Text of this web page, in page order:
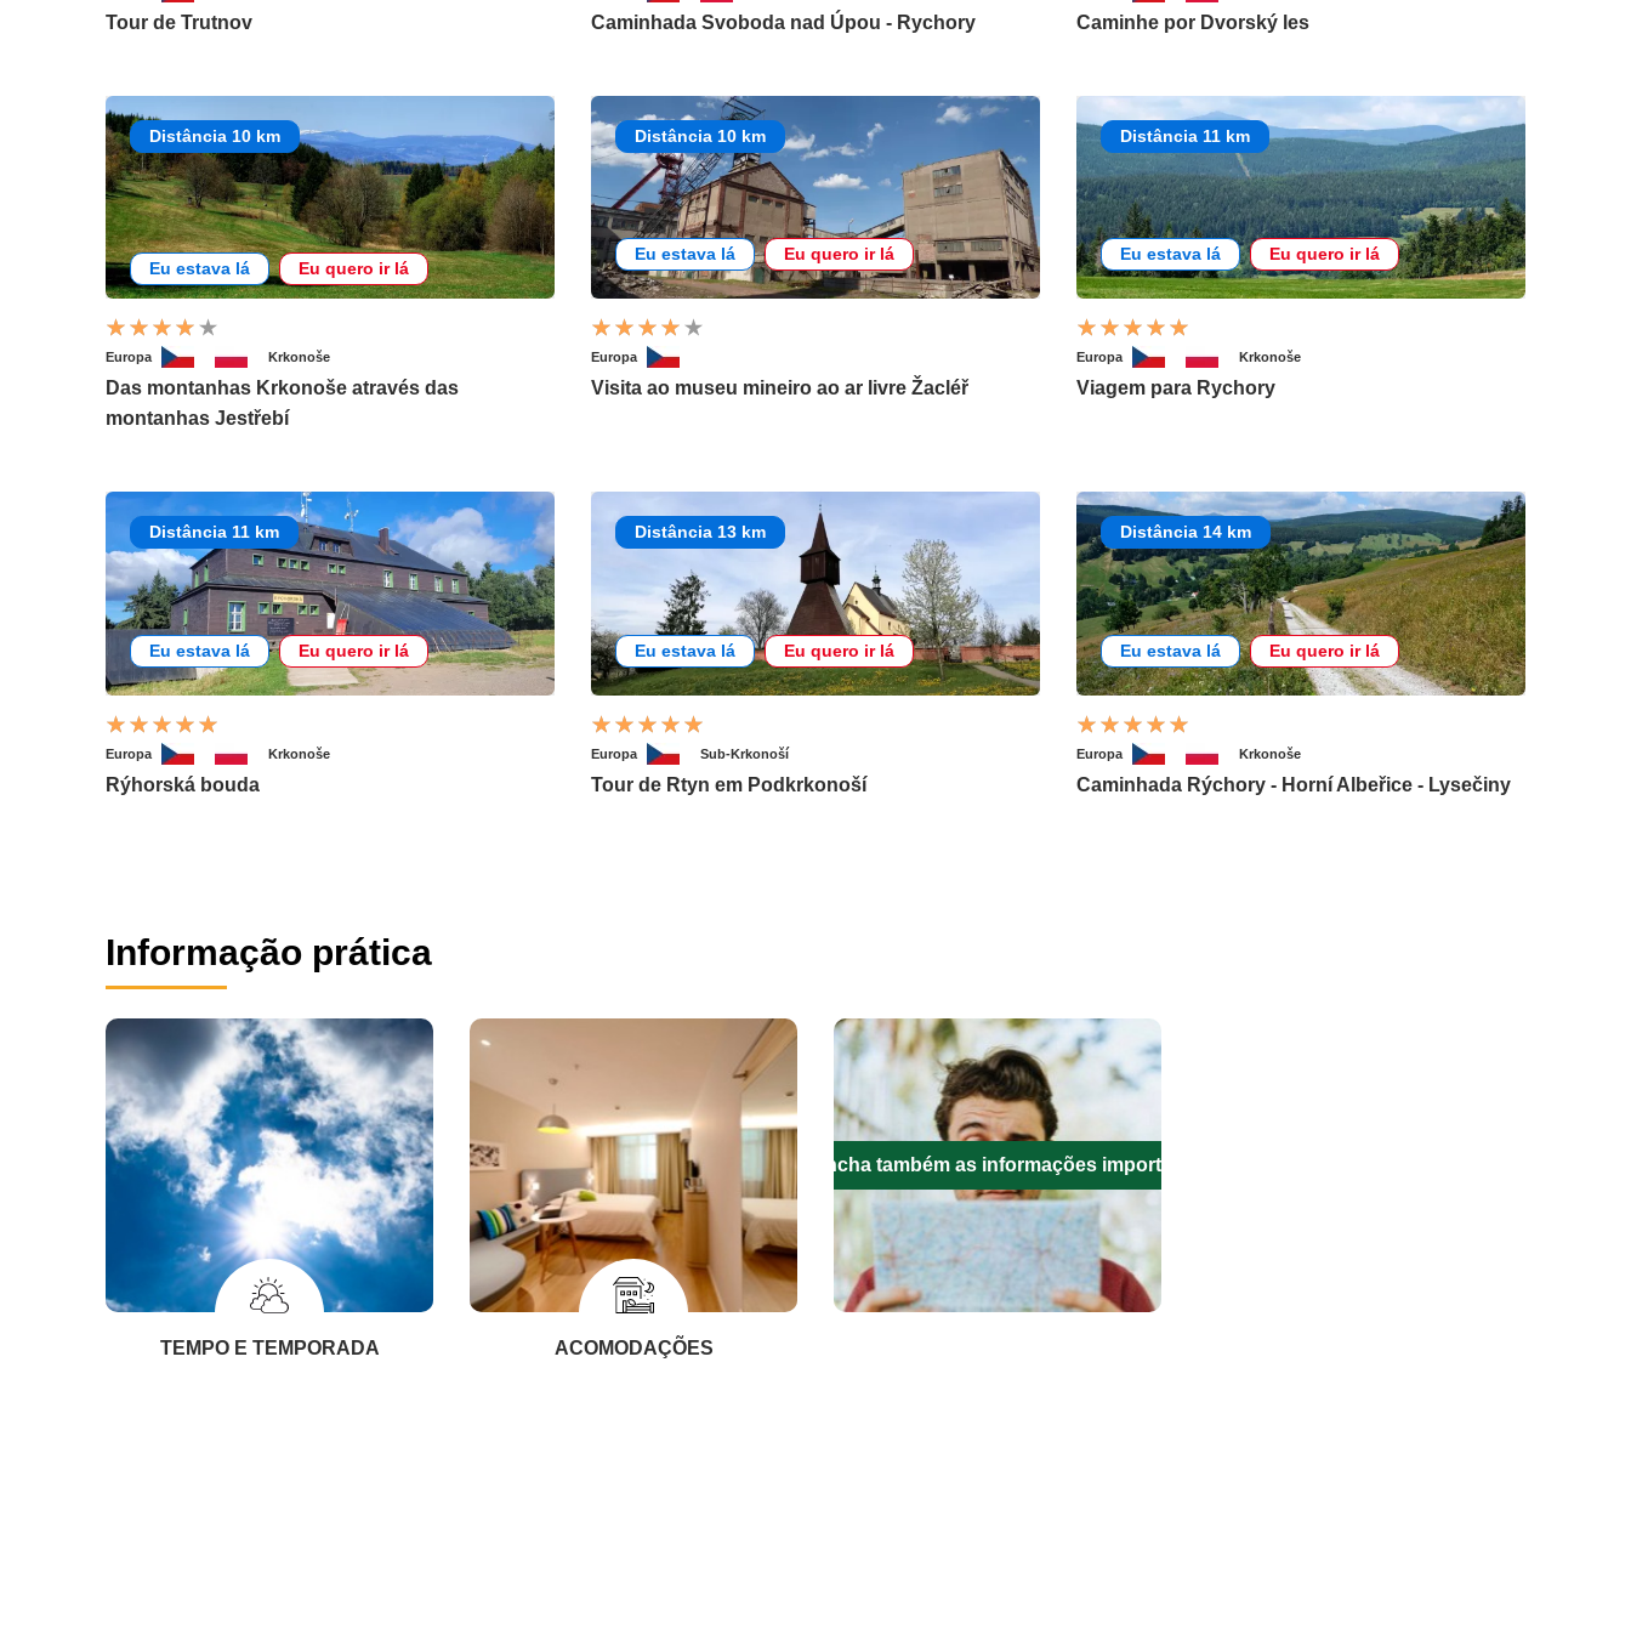
Tour de Trutnov Caminhada Svoboda nad Úpou - Rychory Caminhe por Dvorský les
Distância 10 km
Eu estava lá Eu quero ir lá
Europa Krkonoše
Das montanhas Krkonoše através das
montanhas Jestřebí
Distância 10 km
Eu estava lá Eu quero ir lá
Europa
Visita ao museu mineiro ao ar livre Žacléř
Distância 11 km
Eu estava lá Eu quero ir lá
Europa Krkonoše
Viagem para Rychory
Distância 11 km
Eu estava lá Eu quero ir lá
Europa Krkonoše
Rýhorská bouda
Distância 13 km
Eu estava lá Eu quero ir lá
Europa Sub-Krkonoší
Tour de Rtyn em Podkrkonoší
Distância 14 km
Eu estava lá Eu quero ir lá
Europa Krkonoše
Caminhada Rýchory - Horní Albeřice - Lysečiny
Informação prática
TEMPO E TEMPORADA ACOMODAÇÕES
Preencha também as informações importantes